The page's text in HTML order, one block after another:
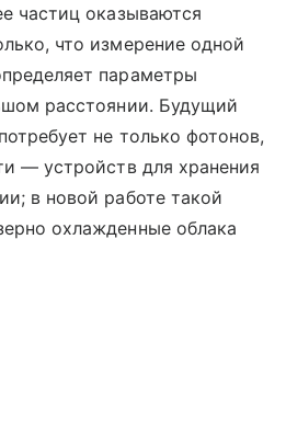
частиц оказываются
что измерение одной
параметры
расстоянии. Будущий
не только фотонов,
— устройств для хранения
в новой работе такой
охлажденные облака